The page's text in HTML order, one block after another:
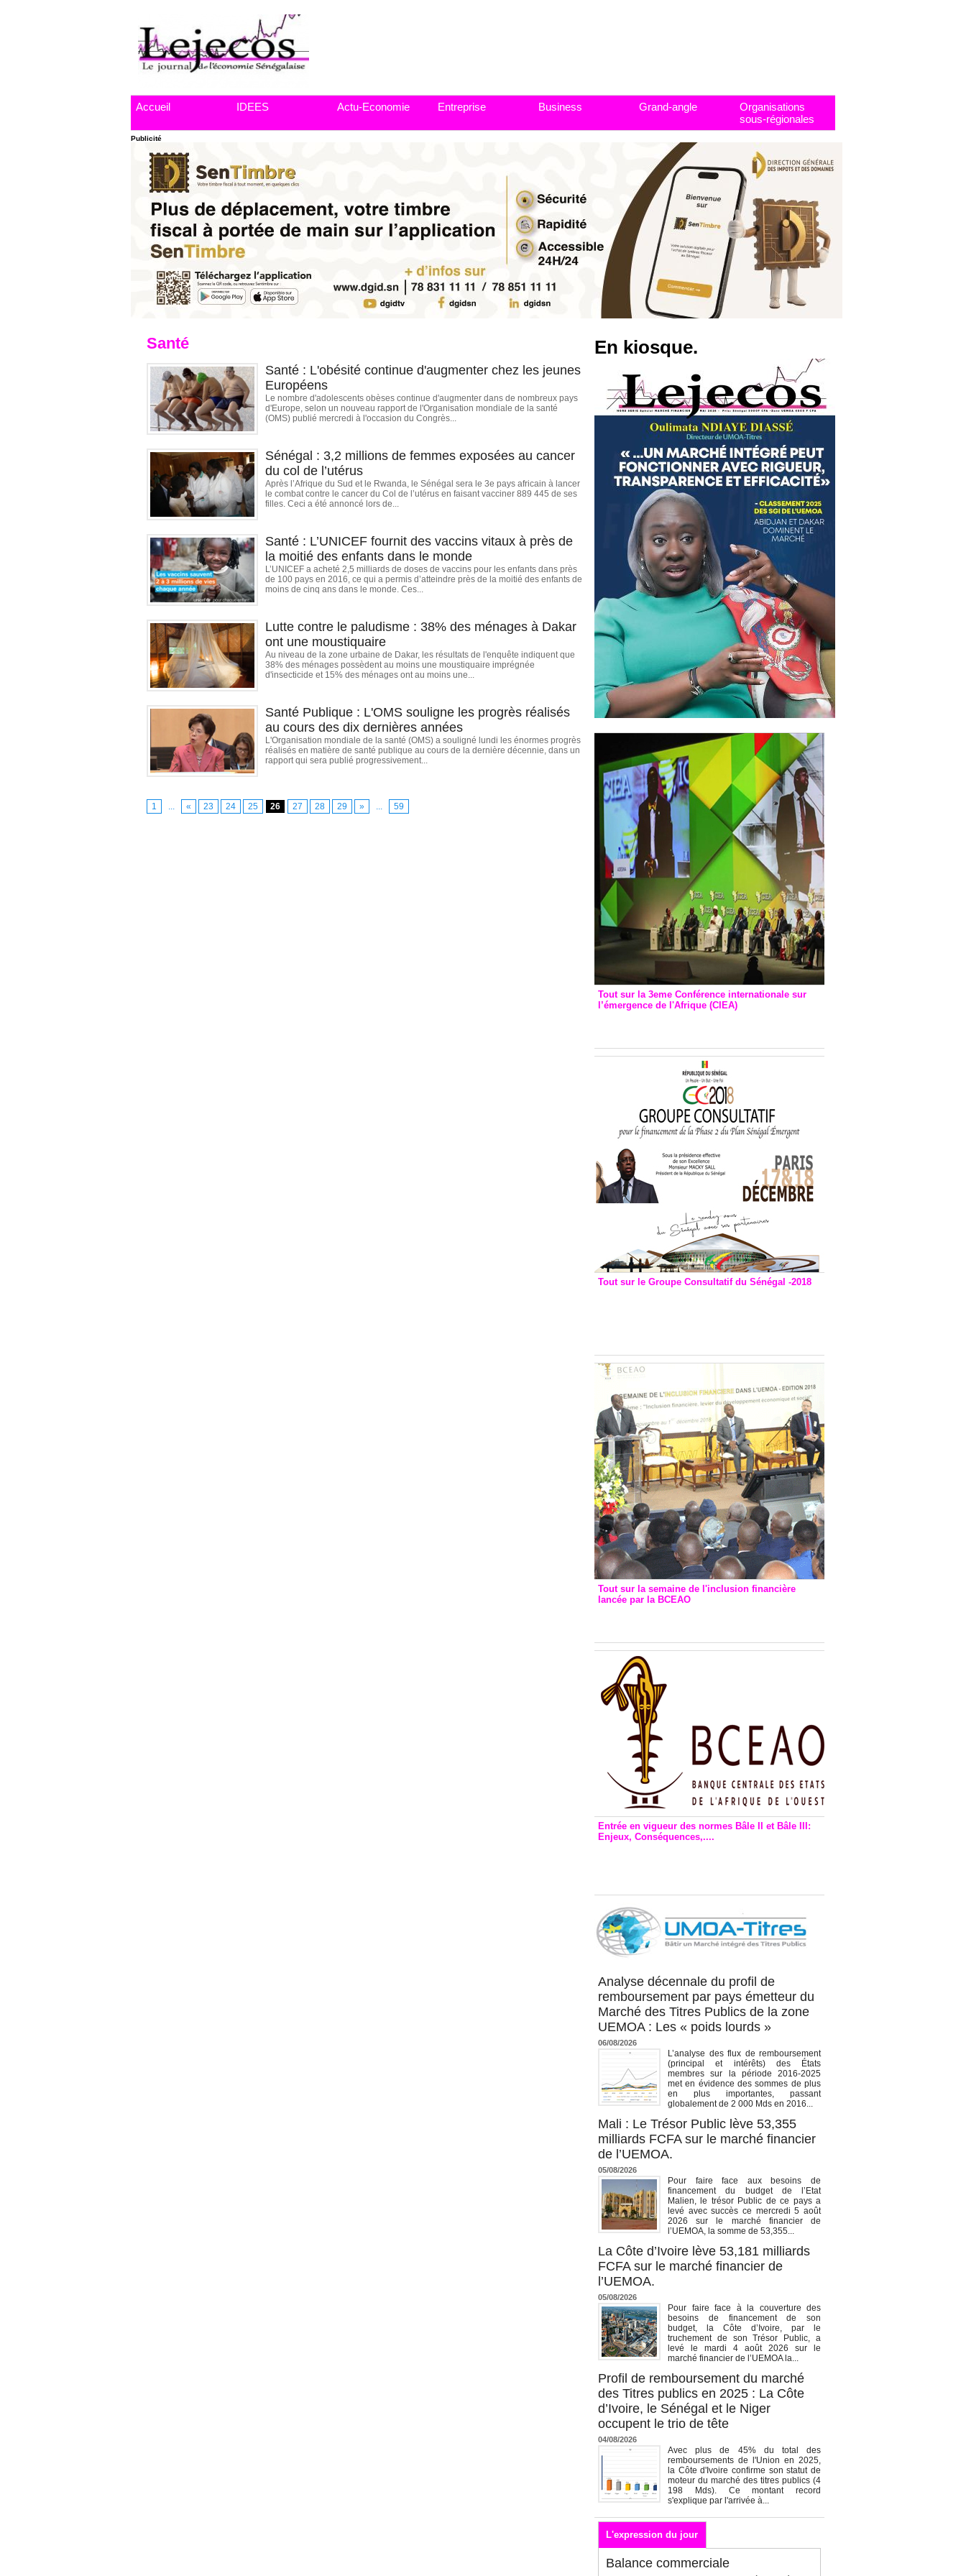
Accueil IDEES Actu-Economie Entreprise Business Grand-angle
Organisations
sous-régionales
Publicité
Santé
Santé : L'obésité continue d'augmenter chez les jeunes
Européens
Le nombre d'adolescents obèses continue d'augmenter dans de nombreux pays
d'Europe, selon un nouveau rapport de l'Organisation mondiale de la santé
(OMS) publié mercredi à l'occasion du Congrès...
Sénégal : 3,2 millions de femmes exposées au cancer
du col de l’utérus
Après l’Afrique du Sud et le Rwanda, le Sénégal sera le 3e pays africain à lancer
le combat contre le cancer du Col de l’utérus en faisant vacciner 889 445 de ses
filles. Ceci a été annoncé lors de...
Santé : L’UNICEF fournit des vaccins vitaux à près de
la moitié des enfants dans le monde
L’UNICEF a acheté 2,5 milliards de doses de vaccins pour les enfants dans près
de 100 pays en 2016, ce qui a permis d’atteindre près de la moitié des enfants de
moins de cinq ans dans le monde. Ces...
Lutte contre le paludisme : 38% des ménages à Dakar
ont une moustiquaire
Au niveau de la zone urbaine de Dakar, les résultats de l'enquête indiquent que
38% des ménages possèdent au moins une moustiquaire imprégnée
d'insecticide et 15% des ménages ont au moins une...
Santé Publique : L'OMS souligne les progrès réalisés
au cours des dix dernières années
L'Organisation mondiale de la santé (OMS) a souligné lundi les énormes progrès
réalisés en matière de santé publique au cours de la dernière décennie, dans un
rapport qui sera publié progressivement...
1 ... « 23 24 25 26 27 28 29 » ... 59
En kiosque.
Tout sur la 3eme Conférence internationale sur
l’émergence de l'Afrique (CIEA)
Tout sur le Groupe Consultatif du Sénégal -2018
Tout sur la semaine de l'inclusion financière
lancée par la BCEAO
Entrée en vigueur des normes Bâle II et Bâle III:
Enjeux, Conséquences,....
Analyse décennale du profil de
remboursement par pays émetteur du
Marché des Titres Publics de la zone
UEMOA : Les « poids lourds »
06/08/2026
L’analyse des flux de remboursement
(principal et intérêts) des États
membres sur la période 2016-2025
met en évidence des sommes de plus
en plus importantes, passant
globalement de 2 000 Mds en 2016...
Mali : Le Trésor Public lève 53,355
milliards FCFA sur le marché financier
de l’UEMOA.
05/08/2026
Pour faire face aux besoins de
financement du budget de l’Etat
Malien, le trésor Public de ce pays a
levé avec succès ce mercredi 5 août
2026 sur le marché financier de
l’UEMOA, la somme de 53,355...
La Côte d’Ivoire lève 53,181 milliards
FCFA sur le marché financier de
l’UEMOA.
05/08/2026
Pour faire face à la couverture des
besoins de financement de son
budget, la Côte d’Ivoire, par le
truchement de son Trésor Public, a
levé le mardi 4 août 2026 sur le
marché financier de l’UEMOA la...
Profil de remboursement du marché
des Titres publics en 2025 : La Côte
d’Ivoire, le Sénégal et le Niger
occupent le trio de tête
04/08/2026
Avec plus de 45% du total des
remboursements de l'Union en 2025,
la Côte d'Ivoire confirme son statut de
moteur du marché des titres publics (4
198 Mds). Ce montant record
s'explique par l'arrivée à...
L'expression du jour
Balance commerciale